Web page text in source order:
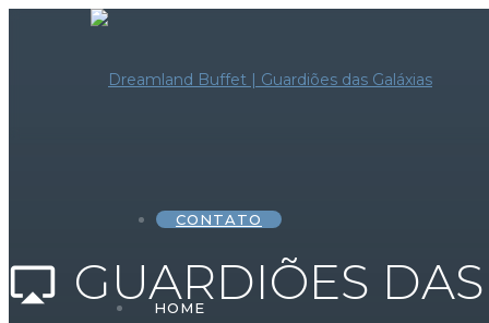
CONTATO
HOME
airplay GUARDIÕES